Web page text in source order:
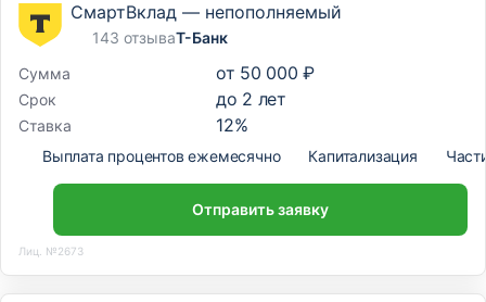
СмартВклад — непополняемый
143 отзываТ-Банк
Сумма
от 50 000 ₽
Срок до 2 лет
Ставка 12%
Выплата процентов ежемесячно Капитализация
Отправить заявку
Лиц. №2673